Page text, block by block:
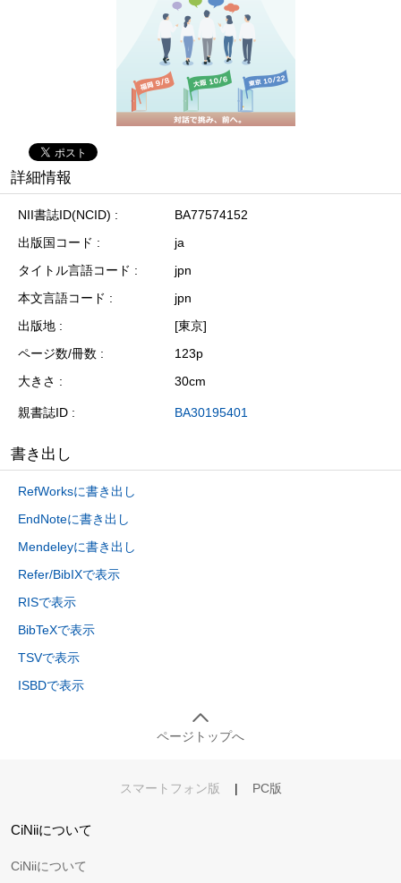
詳細情報
NII書誌ID(NCID)
BA77574152
出版国コード
ja
タイトル言語コード
jpn
本文言語コード
jpn
出版地
[東京]
ページ数/冊数
123p
大きさ
30cm
親書誌ID BA30195401
書き出し
RefWorksに書き出し
EndNoteに書き出し
Mendeleyに書き出し
Refer/BibIXで表示
RISで表示
BibTeXで表示
TSVで表示
ISBDで表示
ページトップへ
スマートフォン版 | PC版
CiNiiについて
CiNiiについて